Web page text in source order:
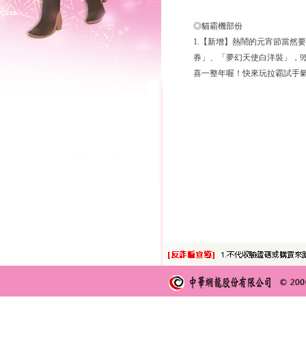
◎貓霸機部份
1.【新增】熱鬧的元宵節當然
券」、「夢幻天使白洋裝」，
喜一整年喔！快來玩拉霸試手